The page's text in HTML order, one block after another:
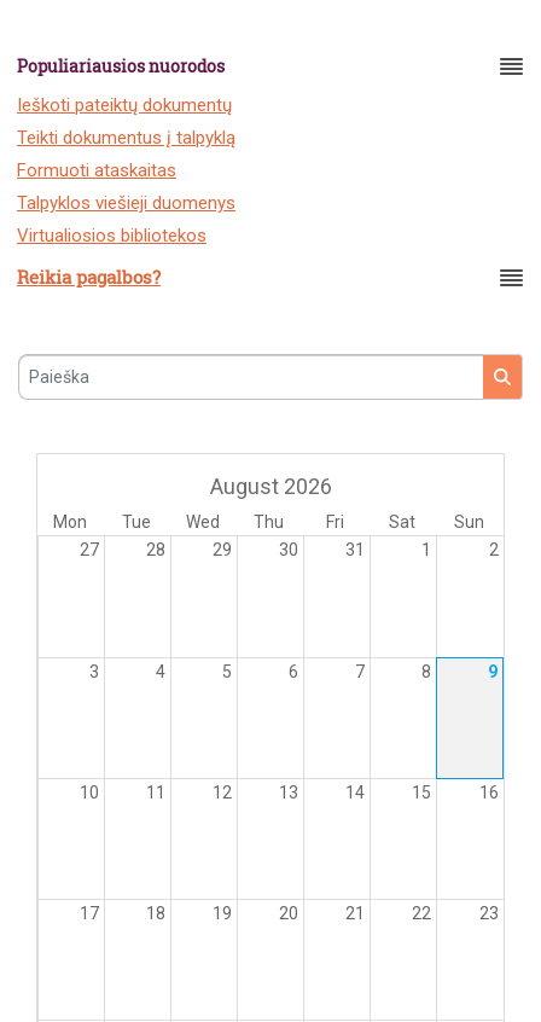
Populiariausios nuorodos
Ieškoti pateiktų dokumentų
Teikti dokumentus į talpyklą
Formuoti ataskaitas
Talpyklos viešieji duomenys
Virtualiosios bibliotekos
Reikia pagalbos?
Paieška
August 2026
Mon Tue Wed Thu Fri Sat
Sun
27
28 29 30 31 1 2
3 4 5 6 7 8 9
10 11 12 13 14 15 16
17 18 19 20 21 22 23